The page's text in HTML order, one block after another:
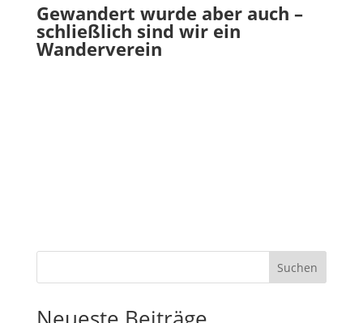
Gewandert wurde aber auch –
schließlich sind wir ein
Wanderverein
Suchen